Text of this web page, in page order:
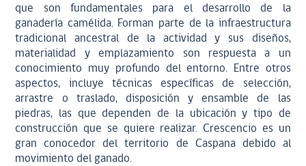
que son fundamentales para el desarrollo de la
ganadería camélida. Forman parte de la infraestructura
tradicional ancestral de la actividad y sus diseños,
materialidad y emplazamiento son respuesta a un
conocimiento muy profundo del entorno. Entre otros
aspectos, incluye técnicas específicas de selección,
arrastre o traslado, disposición y ensamble de las
piedras, las que dependen de la ubicación y tipo de
construcción que se quiere realizar. Crescencio es un
gran conocedor del territorio de Caspana debido al
movimiento del ganado.